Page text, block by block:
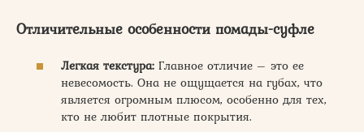
Отличительные особенности помады-суфле
Легкая текстура: Главное отличие – это ее
невесомость. Она не ощущается на губах, что
является огромным плюсом, особенно для тех,
кто не любит плотные покрытия.